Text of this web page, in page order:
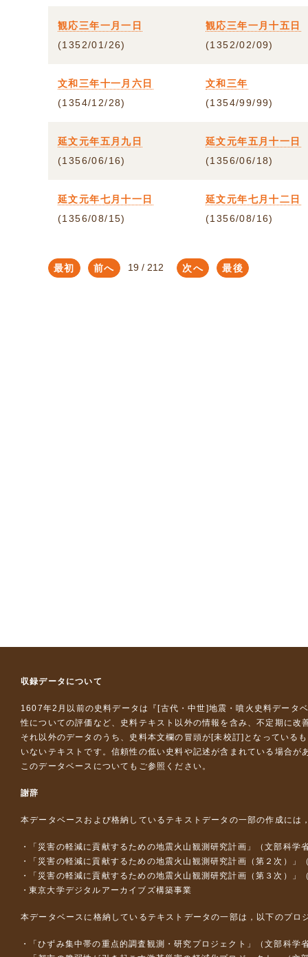
観応三年一月一日
(1352/01/26)
観応三年一月十五日
(1352/02/09)
文和三年十一月六日
(1354/12/28)
文和三年
(1354/99/99)
延文元年五月九日
(1356/06/16)
延文元年五月十一日
(1356/06/18)
延文元年七月十一日
(1356/08/15)
延文元年七月十二日
(1356/08/16)
最初 前へ 次へ 最後
収録データについて
1607年2月以前の史料データは『 [古代・中世]地震・噴火史料データ
性についての評価など、史料テキスト以外の情報を含み、不定期に改
それ以外のデータのうち、史料本文欄の冒頭が[未校訂]となっている
いないテキストです。信頼性の低い史料や記述が含まれている場合が
このデータベースについて もご参照ください。
謝辞
本データベースおよび格納しているテキストデータの一部の作成には
「災害の軽減に貢献するための地震火山観測研究計画」（文部科学
「災害の軽減に貢献するための地震火山観測研究計画（第２次）」
「災害の軽減に貢献するための地震火山観測研究計画（第３次）」
東京大学デジタルアーカイブズ構築事業
本データベースに格納しているテキストデータの一部は，以下のプロ
「ひずみ集中帯の重点的調査観測・研究プロジェクト」（文部科